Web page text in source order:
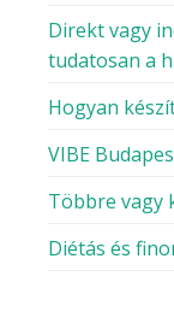
Direkt vagy
tudatosan a
Hogyan
VIBE
Többre vagy
Diétás és